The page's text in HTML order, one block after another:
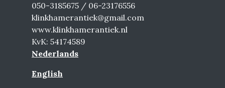
050-3185675 / 06-23176556
klinkhamerantiek@gmail.com
www.klinkhamerantiek.nl
KvK: 54174589
Nederlands
English